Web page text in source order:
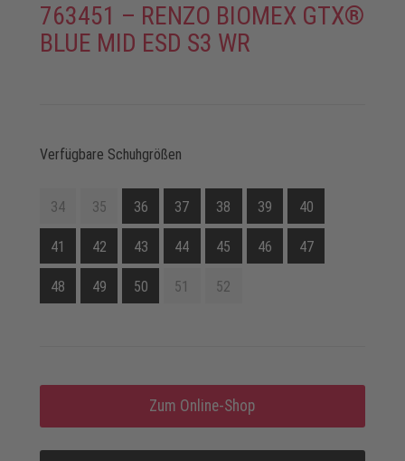
763451 – RENZO BIOMEX GTX®
BLUE MID ESD S3 WR
Verfügbare Schuhgrößen
34 35 36 37 38 39 40
41 42 43 44 45 46 47
48 49 50 51 52
Zum Online-Shop